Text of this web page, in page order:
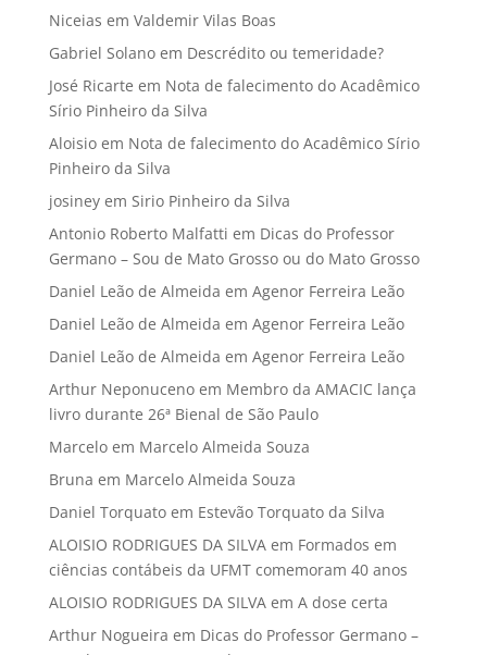
Niceias em Valdemir Vilas Boas
Gabriel Solanoem Descrédito ou temeridade?
José Ricarte em Nota de falecimento do Acadêmico
Sírio Pinheiro da Silva
Aloisioem Nota de falecimento do Acadêmico Sírio
Pinheiro da Silva
josineyem Sirio Pinheiro da Silva
Antonio Roberto Malfatti em Dicas do Professor
Germano – Sou de Mato Grosso ou do Mato Grosso
Daniel Leão de Almeida em Agenor Ferreira Leão
Daniel Leão de Almeida em Agenor Ferreira Leão
Daniel Leão de Almeida em Agenor Ferreira Leão
Arthur Neponucenoem Membro da AMACIC lança
livro durante 26ª Bienal de São Paulo
Marceloem Marcelo Almeida Souza
Bruna em Marcelo Almeida Souza
Daniel Torquatoem Estevão Torquato da Silva
ALOISIO RODRIGUES DA SILVAem Formados em
ciências contábeis da UFMT comemoram 40 anos
ALOISIO RODRIGUES DA SILVAem A dose certa
Arthur Nogueira em Dicas do Professor Germano –